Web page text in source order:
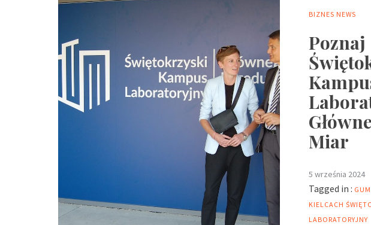
BIZNES NEWS
Poznaj
Miar
5 września 2024
Tagged in : GUM
KIELCACH
LABORATORYJNY